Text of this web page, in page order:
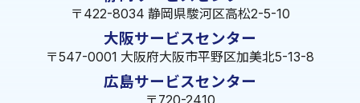
〒422-8034 静岡県駿河区高松2-5-10
大阪サービスセンター
〒547-0001 大阪府大阪市平野区加美北5-13-8
広島サービスセンター